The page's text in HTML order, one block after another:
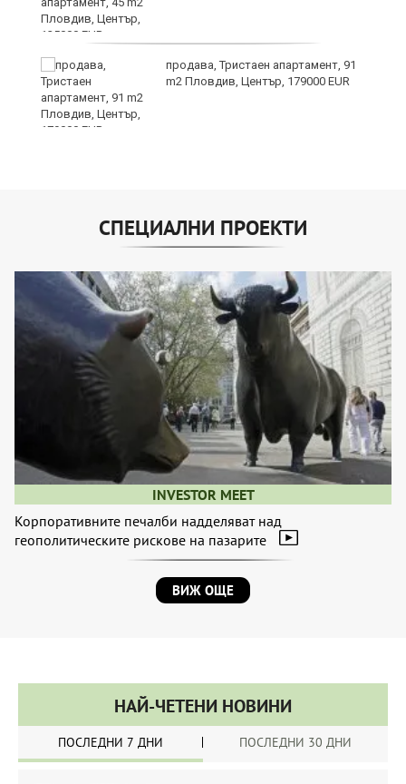
продава, Тристаен апартамент, 91
m2 Пловдив, Център, 179000 EUR
СПЕЦИАЛНИ ПРОЕКТИ
INVESTOR MEET
Корпоративните печалби надделяват над
геополитическите рискове на пазарите
ВИЖ ОЩЕ
НАЙ-ЧЕТЕНИ НОВИНИ
ПОСЛЕДНИ 7 ДНИ ПОСЛЕДНИ 30 ДНИ